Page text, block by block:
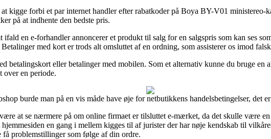
kigge forbi et par internet handler efter rabatkoder på Boya BY-V01 ministereo-
på at indhente den bedste pris.
en e-forhandler annoncerer et produkt til salg for en salgspris som kan ses
med kort er trods alt omsluttet af en ordning, som assisterer os imod
betalingskort eller betalinger med mobilen. Som et alternativ kunne du bruge
over en periode.
burde man på en vis måde have øje for netbutikkens handelsbetingelser, det
at se nærmere på om online firmaet er tilsluttet e-mærket, da det skulle være
en gang i mellem kigges til af jurister der har nøje kendskab til
få problemstillinger som følge af din ordre.